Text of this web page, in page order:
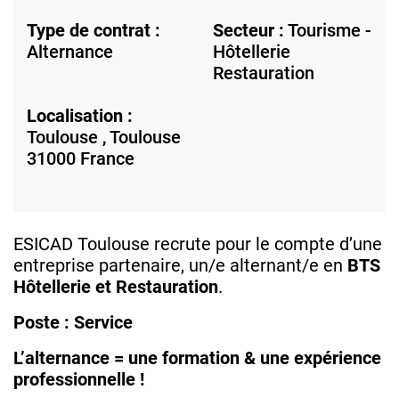
Type de contrat :
Alternance
Secteur : Tourisme -
Hôtellerie
Restauration
Localisation :
Toulouse ,Toulouse
31000 France
ESICAD Toulouse recrute pour le compte d’une
entreprise partenaire, un/e alternant/e en BTS
Hôtellerie et Restauration.
Poste : Service
L’alternance = une formation & une expérience
professionnelle !